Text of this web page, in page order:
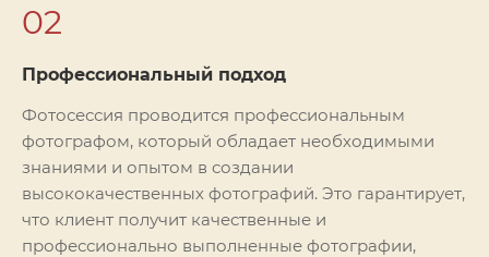
02
Профессиональный подход
Фотосессия проводится профессиональным
фотографом, который обладает необходимыми
знаниями и опытом в создании
высококачественных фотографий. Это гарантирует,
что клиент получит качественные и
профессионально выполненные фотографии,